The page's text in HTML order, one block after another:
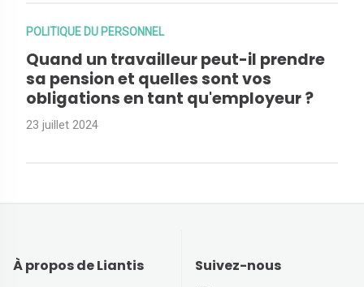
POLITIQUE DU PERSONNEL
Quand un travailleur peut-il prendre
sa pension et quelles sont vos
obligations en tant qu'employeur ?
23 juillet 2024
À propos de Liantis Suivez-nous